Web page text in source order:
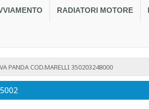
RADIATORI MOTORE
PANDA COD.MARELLI 350203248000